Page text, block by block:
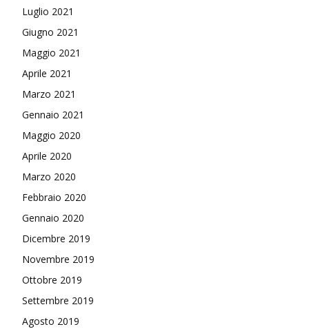
Luglio 2021
Giugno 2021
Maggio 2021
Aprile 2021
Marzo 2021
Gennaio 2021
Maggio 2020
Aprile 2020
Marzo 2020
Febbraio 2020
Gennaio 2020
Dicembre 2019
Novembre 2019
Ottobre 2019
Settembre 2019
Agosto 2019